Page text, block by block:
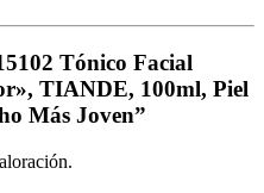
Tónico Facial
TIANDE, 100ml, Piel
Más Joven”